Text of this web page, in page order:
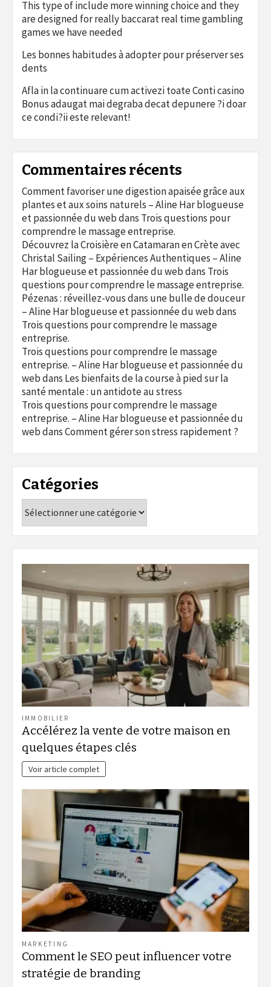
This type of include more winning choice and they
are designed for really baccarat real time gambling
games we have needed
Les bonnes habitudes à adopter pour préserver ses
dents
Afla in la continuare cum activezi toate Conti casino
Bonus adaugat mai degraba decat depunere ?i doar
ce condi?ii este relevant!
Commentaires récents
Comment favoriser une digestion apaisée grâce aux
plantes et aux soins naturels – Aline Har blogueuse
et passionnée du webdans Trois questions pour
comprendre le massage entreprise.
Découvrez la Croisière en Catamaran en Crète avec
Christal Sailing – Expériences Authentiques – Aline
Har blogueuse et passionnée du webdans Trois
questions pour comprendre le massage entreprise.
Pézenas : réveillez-vous dans une bulle de douceur
– Aline Har blogueuse et passionnée du webdans
Trois questions pour comprendre le massage
entreprise.
Trois questions pour comprendre le massage
entreprise. – Aline Har blogueuse et passionnée du
webdans Les bienfaits de la course à pied sur la
santé mentale : un antidote au stress
Trois questions pour comprendre le massage
entreprise. – Aline Har blogueuse et passionnée du
webdansComment gérer son stress rapidement ?
Catégories
IMMOBILIER
Accélérez la vente de votre maison en
quelques étapes clés
Voir article complet
MARKETING
Comment le SEO peut influencer votre
stratégie de branding